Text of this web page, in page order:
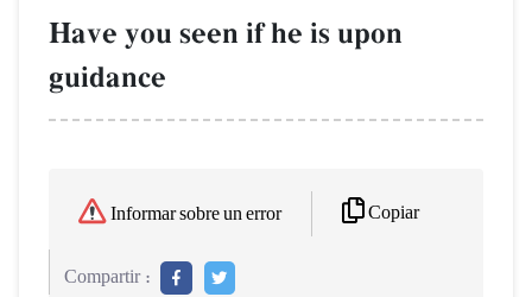
Have you seen if he is upon
guidance
Informar sobre un error Copiar
Compartir :